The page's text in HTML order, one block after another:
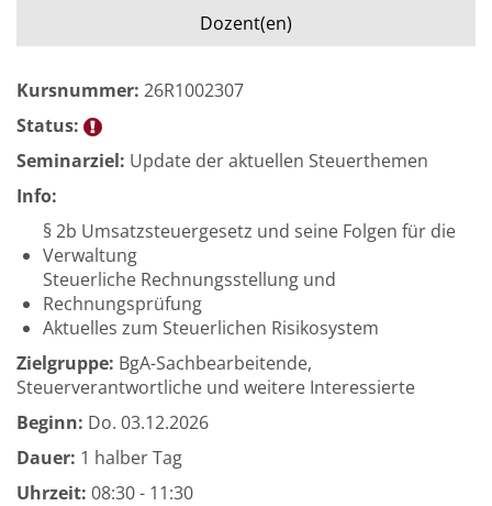
Dozent(en)
Kursnummer: 26R1002307
Status:
Seminarziel: Update der aktuellen Steuerthemen
Info:
§ 2b Umsatzsteuergesetz und seine Folgen für die
Verwaltung
Steuerliche Rechnungsstellung und
Rechnungsprüfung
Aktuelles zum Steuerlichen Risikosystem
Zielgruppe: BgA-Sachbearbeitende,
Steuerverantwortliche und weitere Interessierte
Beginn: Do. 03.12.2026
Dauer: 1 halber Tag
Uhrzeit: 08:30 - 11:30